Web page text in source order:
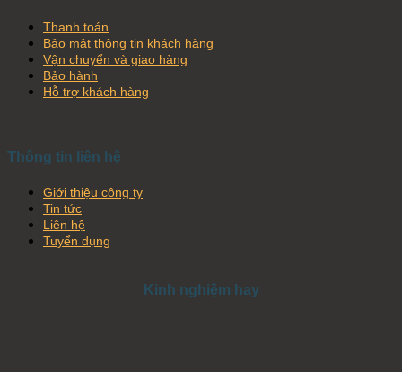
Thanh toán
Bảo mật thông tin khách hàng
Vận chuyển và giao hàng
Bảo hành
Hỗ trợ khách hàng
Thông tin liên hệ
Giới thiệu công ty
Tin tức
Liên hệ
Tuyển dụng
Kinh nghiệm hay